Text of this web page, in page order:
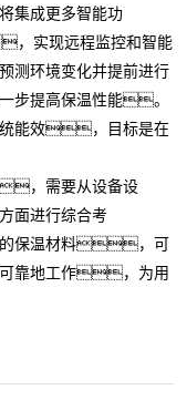
集成更多智能功
实现远程监控和智能
环境变化并提前进行
步提高保温性能。
能效，目标是在
，需要从设备设
面进行综合考
保温材料，可
可靠地工作，为用